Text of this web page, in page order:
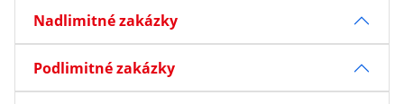
Nadlimitné zakázky
Podlimitné zakázky